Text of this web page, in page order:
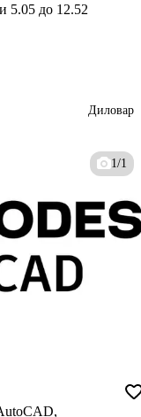
5.05 до 12.52
Диловар
1/1